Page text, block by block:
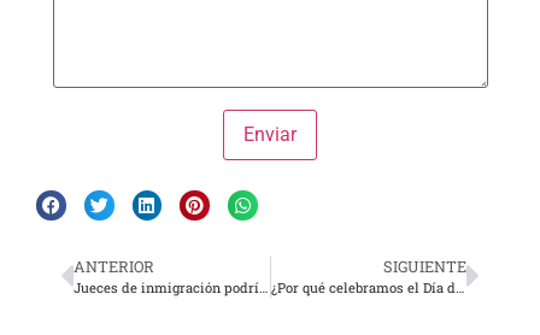
ANTERIOR
Jueces de inmigración podrían cancelar ciertas audiencias de deportación
SIGUIENTE
¿Por qué celebramos el Día del trabajo en Estados Unidos?